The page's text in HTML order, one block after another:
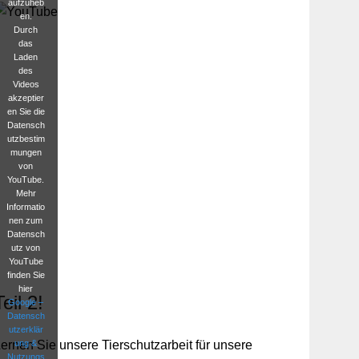
aufzuheb
en.
Durch
das
Laden
des
Videos
akzeptier
en Sie die
Datensch
utzbestim
mungen
von
YouTube.
Mehr
Informatio
nen zum
Datensch
utz von
YouTube
finden Sie
hier
Google –
Datensch
utzerklär
ung &
Nutzungs
2!
Sie unsere Tierschutzarbeit für unsere